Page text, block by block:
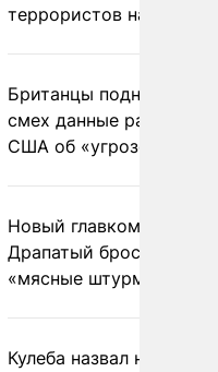
террористов на
Британцы подняли на
смех данные разведки
США об «угрозе
Новый главком ВСУ
Драпатый бросил
«мясные штурмы»
Кулеба назвал